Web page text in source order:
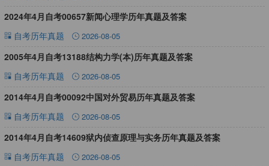
2024年4月自考00657新闻心理学历年真题及答案
自考历年真题
2026-08-05
2005年4月自考13188结构力学(本)历年真题及答案
自考历年真题
2026-08-05
2014年4月自考00092中国对外贸易历年真题及答案
自考历年真题
2026-08-05
2014年4月自考14609狱内侦查原理与实务历年真题及答案
自考历年真题
2026-08-05